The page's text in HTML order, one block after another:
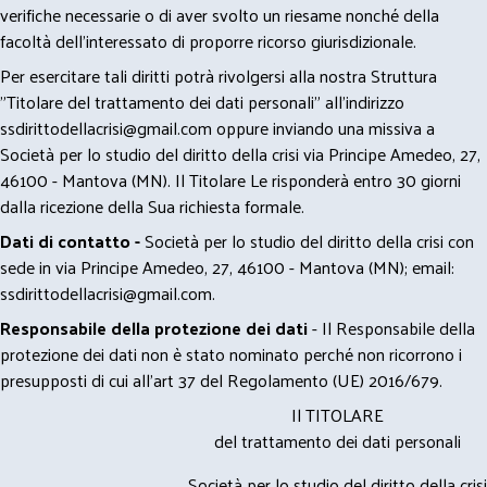
verifiche necessarie o di aver svolto un riesame nonché della
facoltà dell’interessato di proporre ricorso giurisdizionale.
Per esercitare tali diritti potrà rivolgersi alla nostra Struttura
"Titolare del trattamento dei dati personali" all'indirizzo
ssdirittodellacrisi@gmail.comoppure inviando una missiva a
Società per lo studio del diritto della crisi via Principe Amedeo, 27,
46100 - Mantova (MN). Il Titolare Le risponderà entro 30 giorni
dalla ricezione della Sua richiesta formale.
Dati di contatto -Società per lo studio del diritto della crisi con
sede in via Principe Amedeo, 27, 46100 - Mantova (MN); email:
ssdirittodellacrisi@gmail.com.
Responsabile della protezione dei dati- Il Responsabile della
protezione dei dati non è stato nominato perché non ricorrono i
presupposti di cui all’art 37 del Regolamento (UE) 2016/679.
Il TITOLARE
del trattamento dei dati personali